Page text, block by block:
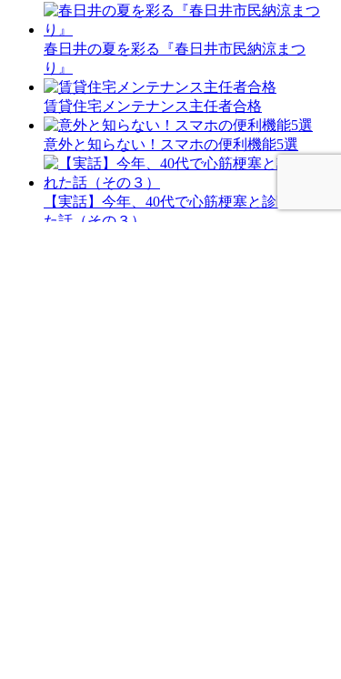
春日井の夏を彩る『春日井市民納涼まつ
り』
賃貸住宅メンテナンス主任者合格
意外と知らない！スマホの便利機能5選
【実話】今年、40代で心筋梗塞と診断され
た話（その３）